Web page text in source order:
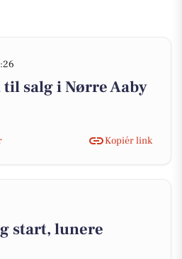
salg i Nørre Aaby
Kopiér link
start, lunere